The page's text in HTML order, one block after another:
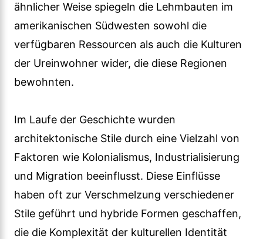
ähnlicher Weise spiegeln die Lehmbauten im
amerikanischen Südwesten sowohl die
verfügbaren Ressourcen als auch die Kulturen
der Ureinwohner wider, die diese Regionen
bewohnten.
Im Laufe der Geschichte wurden
architektonische Stile durch eine Vielzahl von
Faktoren wie Kolonialismus, Industrialisierung
und Migration beeinflusst. Diese Einflüsse
haben oft zur Verschmelzung verschiedener
Stile geführt und hybride Formen geschaffen,
die die Komplexität der kulturellen Identität